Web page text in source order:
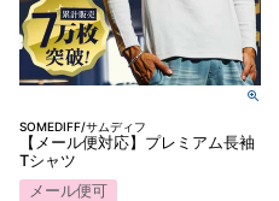
SOMEDIFF/サムディフ
【メール便対応】プレミアム長袖
Tシャツ
メール便可